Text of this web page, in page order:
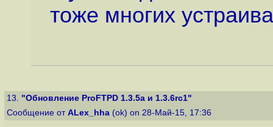
тоже многих
13. "Обновление ProFTPD 1.3.5a и 1.3.6rc1"
Сообщение от ALex_hha (ok) on 28-Май-15, 17:36